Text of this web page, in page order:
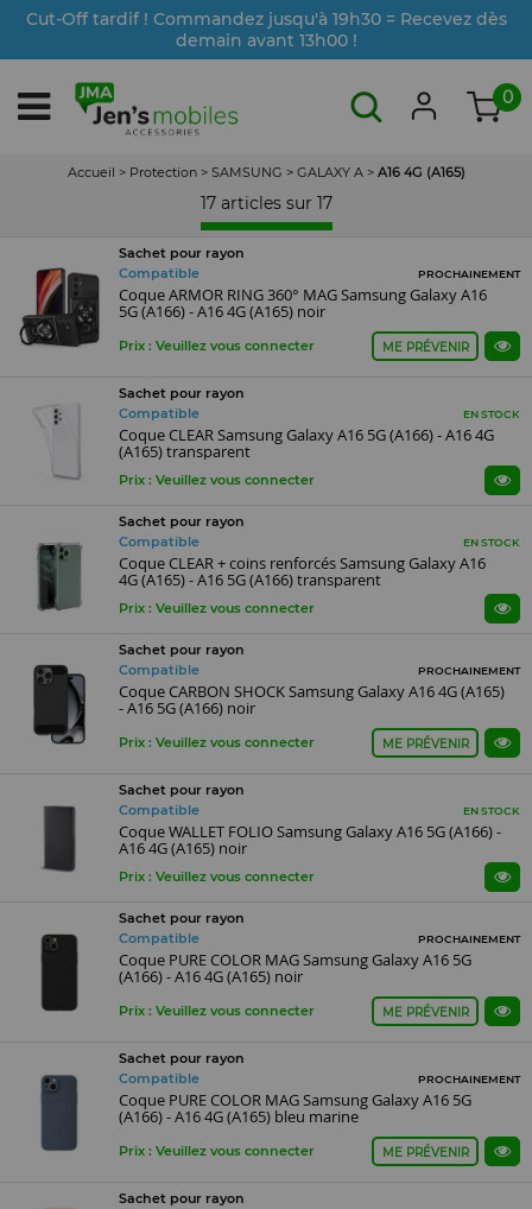
Cut-Off tardif ! Commandez jusqu'à 19h30 = Recevez dès
demain avant 13h00 !
0
Accueil > Protection > SAMSUNG > GALAXY A > A16 4G (A165)
17 articles sur 17
Sachet pour rayon
Compatible
PROCHAINEMENT
Coque ARMOR RING 360° MAG Samsung Galaxy A16
5G (A166) - A16 4G (A165) noir
Prix : Veuillez vous connecter ME PRÉVENIR
Sachet pour rayon
Compatible
EN STOCK
Coque CLEAR Samsung Galaxy A16 5G (A166) - A16 4G
(A165) transparent
Prix : Veuillez vous connecter
Sachet pour rayon
Compatible
EN STOCK
Coque CLEAR + coins renforcés Samsung Galaxy A16
4G (A165) - A16 5G (A166) transparent
Prix : Veuillez vous connecter
Sachet pour rayon
Compatible
PROCHAINEMENT
Coque CARBON SHOCK Samsung Galaxy A16 4G (A165)
- A16 5G (A166) noir
Prix : Veuillez vous connecter ME PRÉVENIR
Sachet pour rayon
Compatible
EN STOCK
Coque WALLET FOLIO Samsung Galaxy A16 5G (A166) -
A16 4G (A165) noir
Prix : Veuillez vous connecter
Sachet pour rayon
Compatible
PROCHAINEMENT
Coque PURE COLOR MAG Samsung Galaxy A16 5G
(A166) - A16 4G (A165) noir
Prix : Veuillez vous connecter ME PRÉVENIR
Sachet pour rayon
Compatible
PROCHAINEMENT
Coque PURE COLOR MAG Samsung Galaxy A16 5G
(A166) - A16 4G (A165) bleu marine
Prix : Veuillez vous connecter ME PRÉVENIR
Sachet pour rayon